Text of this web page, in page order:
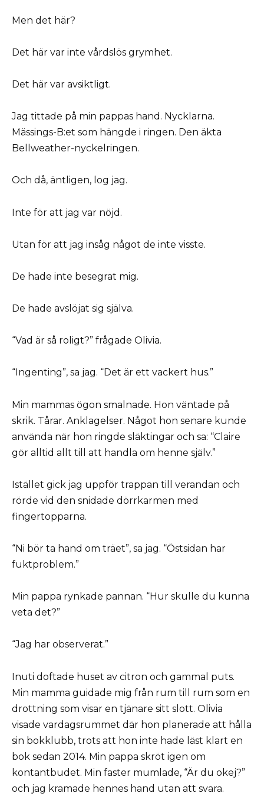
Men det här?
Det här var inte vårdslös grymhet.
Det här var avsiktligt.
Jag tittade på min pappas hand. Nycklarna.
Mässings-B:et som hängde i ringen. Den äkta
Bellweather-nyckelringen.
Och då, äntligen, log jag.
Inte för att jag var nöjd.
Utan för att jag insåg något de inte visste.
De hade inte besegrat mig.
De hade avslöjat sig själva.
“Vad är så roligt?” frågade Olivia.
“Ingenting”, sa jag. “Det är ett vackert hus.”
Min mammas ögon smalnade. Hon väntade på
skrik. Tårar. Anklagelser. Något hon senare kunde
använda när hon ringde släktingar och sa: “Claire
gör alltid allt till att handla om henne själv.”
Istället gick jag uppför trappan till verandan och
rörde vid den snidade dörrkarmen med
fingertopparna.
“Ni bör ta hand om träet”, sa jag. “Östsidan har
fuktproblem.”
Min pappa rynkade pannan. “Hur skulle du kunna
veta det?”
“Jag har observerat.”
Inuti doftade huset av citron och gammal puts.
Min mamma guidade mig från rum till rum som en
drottning som visar en tjänare sitt slott. Olivia
visade vardagsrummet där hon planerade att hålla
sin bokklubb, trots att hon inte hade läst klart en
bok sedan 2014. Min pappa skröt igen om
kontantbudet. Min faster mumlade, “Är du okej?”
och jag kramade hennes hand utan att svara.